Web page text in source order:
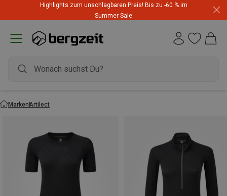
Highlights zum unschlagbaren Preis! Bis zu -60 % im
Summer Sale
MarkenArtilect